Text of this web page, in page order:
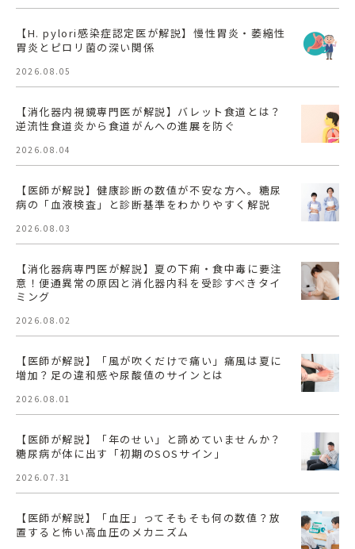
【H. pylori感染症認定医が解説】慢性胃炎・萎縮性
胃炎とピロリ菌の深い関係
2026.08.05
【消化器内視鏡専門医が解説】バレット食道とは？
逆流性食道炎から食道がんへの進展を防ぐ
2026.08.04
【医師が解説】健康診断の数値が不安な方へ。糖尿
病の「血液検査」と診断基準をわかりやすく解説
2026.08.03
【消化器病専門医が解説】夏の下痢・食中毒に要注
意！便通異常の原因と消化器内科を受診すべきタイ
ミング
2026.08.02
【医師が解説】「風が吹くだけで痛い」痛風は夏に
増加？足の違和感や尿酸値のサインとは
2026.08.01
【医師が解説】「年のせい」と諦めていませんか？
糖尿病が体に出す「初期のSOSサイン」
2026.07.31
【医師が解説】「血圧」ってそもそも何の数値？放
置すると怖い高血圧のメカニズム